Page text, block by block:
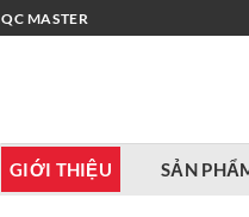
QC MASTER
GIỚI THIỆU SẢN